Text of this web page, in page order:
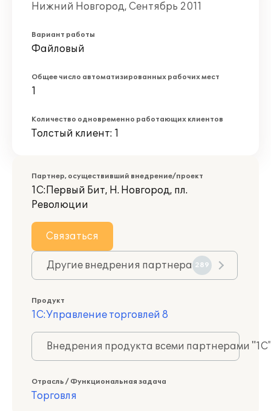
Нижний Новгород, Сентябрь 2011
Вариант работы
Файловый
Общее число автоматизированных рабочих мест
1
Количество одновременно работающих клиентов
Толстый клиент: 1
Партнер, осуществивший внедрение/проект
1С:Первый Бит, Н. Новгород, пл.
Революции
Связаться
Другие внедрения партнера 289
Продукт
1С:Управление торговлей 8
Внедрения продукта всеми партнерами
Отрасль / Функциональная задача
Торговля